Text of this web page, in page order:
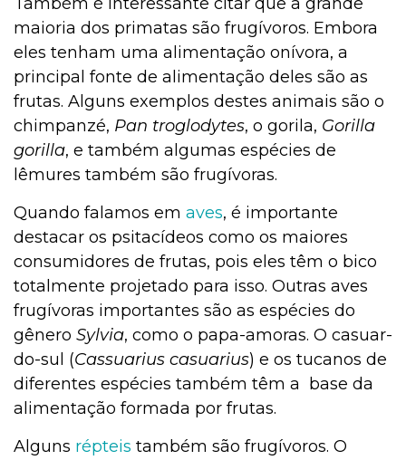
maioria dos primatas são frugívoros. Embora
eles tenham uma alimentação onívora, a
principal fonte de alimentação deles são as
frutas. Alguns exemplos destes animais são o
chimpanzé, Pan troglodytes, o gorila, Gorilla
gorilla, e também algumas espécies de
lêmures também são frugívoras.
Quando falamos em aves, é importante
destacar os psitacídeos como os maiores
consumidores de frutas, pois eles têm o bico
totalmente projetado para isso. Outras aves
frugívoras importantes são as espécies do
gênero Sylvia, como o papa-amoras. O casuar-
do-sul (Cassuarius casuarius) e os tucanos de
diferentes espécies também têm a base da
alimentação formada por frutas.
Alguns répteis também são frugívoros. O